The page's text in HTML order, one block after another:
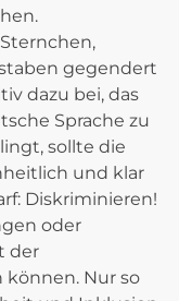
gegendert
dazu bei, das
Sprache zu
sollte die
und klar
Diskriminieren!
oder
der
können. Nur so